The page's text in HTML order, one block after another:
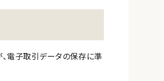
、電子取引データの保存に準